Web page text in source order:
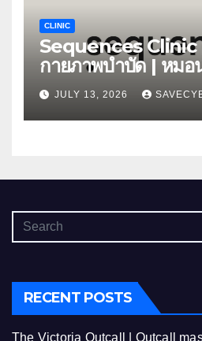
CLINIC
Sequences Clinic
กายภาพบำบัด | หมอ
เส้นJULY 13, 2026
RECENT POSTS
The Victoria Outcall | Outcall